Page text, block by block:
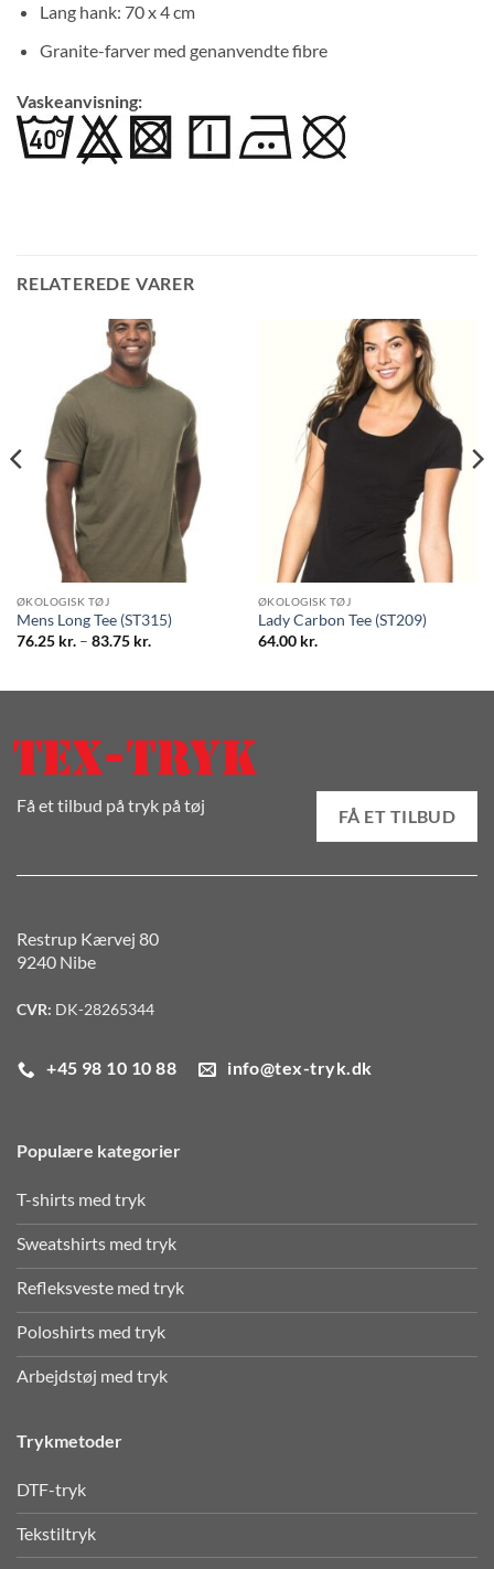
Lang hank: 70 x 4 cm
Granite-farver med genanvendte fibre
Vaskeanvisning:
RELATEREDE VARER
ØKOLOGISK TØJ
Mens Long Tee (ST315)
76.25 kr. – 83.75 kr.
ØKOLOGISK TØJ
Lady Carbon Tee (ST209)
64.00 kr.
Få et tilbud på tryk på tøj
FÅ ET TILBUD
Restrup Kærvej 80
9240 Nibe
CVR: DK-28265344
+45 98 10 10 88 info@tex-tryk.dk
Populære kategorier
T-shirts med tryk
Sweatshirts med tryk
Refleksveste med tryk
Poloshirts med tryk
Arbejdstøj med tryk
Trykmetoder
DTF-tryk
Tekstiltryk